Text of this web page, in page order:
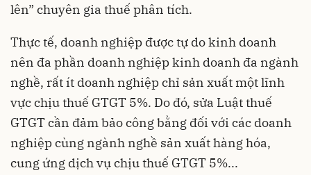
lên” chuyên gia thuế phân tích.
Thực tế, doanh nghiệp được tự do kinh doanh
nên đa phần doanh nghiệp kinh doanh đa ngành
nghề, rất ít doanh nghiệp chỉ sản xuất một lĩnh
vực chịu thuế GTGT 5%. Do đó, sửa Luật thuế
GTGT cần đảm bảo công bằng đối với các doanh
nghiệp cùng ngành nghề sản xuất hàng hóa,
cung ứng dịch vụ chịu thuế GTGT 5%...